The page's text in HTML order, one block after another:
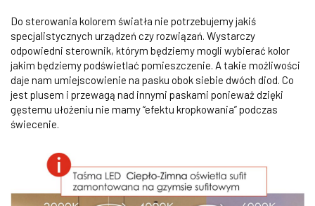
Do sterowania kolorem światła nie potrzebujemy jakiś
specjalistycznych urządzeń czy rozwiązań. Wystarczy
odpowiedni sterownik, którym będziemy mogli wybierać kolor
jakim będziemy podświetlać pomieszczenie. A takie możliwości
daje nam umiejscowienie na pasku obok siebie dwóch diod. Co
jest plusem i przewagą nad innymi paskami ponieważ dzięki
gęstemu ułożeniu nie mamy “efektu kropkowania” podczas
świecenie.